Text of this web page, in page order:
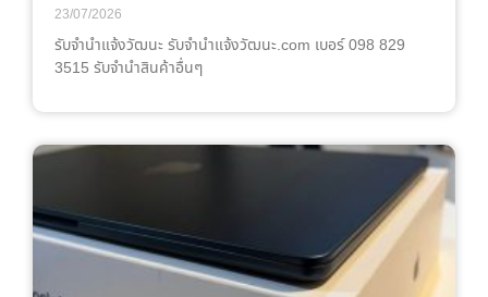
23/07/2026
รับจํานําแจ้งวัฒนะ รับจํานําแจ้งวัฒนะ.com เบอร์ 098 829
3515 รับจำนำสินค้าอื่นๆ